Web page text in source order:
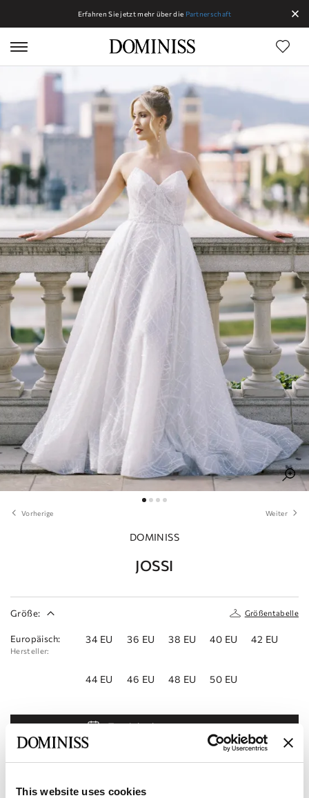
This website uses cookies
Erfahren Sie jetzt mehr über die Partnerschaft
Linien Dominiss
Vorherige Weiter
DOMINISS
JOSSI
Größe: Größentabelle
Europäisch:
Hersteller:
34 EU 36 EU 38 EU 40 EU 42 EU
44 EU 46 EU 48 EU 50 EU
Termin buchen
Geschäft finden